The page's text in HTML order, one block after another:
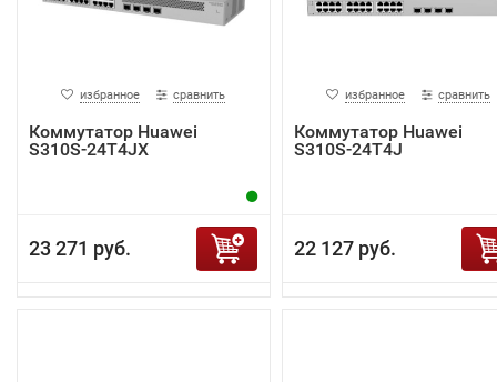
избранное сравнить
Коммутатор Huawei
S310S-24T4JX
23 271 руб.
избранное сравнить
Коммутатор Huawei
S310S-24T4J
22 127 руб.